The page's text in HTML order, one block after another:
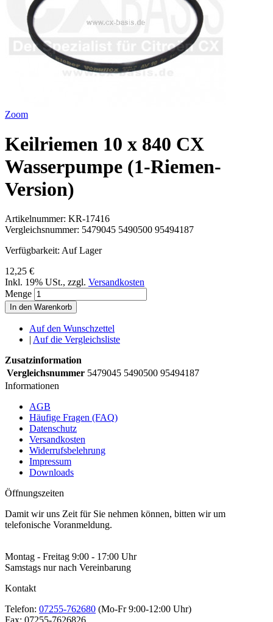
Zoom
Keilriemen 10 x 840 CX
Wasserpumpe (1-Riemen-
Version)
Artikelnummer: KR-17416
Vergleichsnummer: 5479045 5490500 95494187
Verfügbarkeit: Auf Lager
12,25 €
Inkl. 19% USt., zzgl. Versandkosten
Menge
In den Warenkorb
Auf den Wunschzettel
| Auf die Vergleichsliste
Zusatzinformation
Vergleichsnummer 5479045 5490500 95494187
Informationen
AGB
Häufige Fragen (FAQ)
Datenschutz
Versandkosten
Widerrufsbelehrung
Impressum
Downloads
Öffnungszeiten
Damit wir uns Zeit für Sie nehmen können, bitten wir um
telefonische Voranmeldung.
Montag - Freitag 9:00 - 17:00 Uhr
Samstags nur nach Vereinbarung
Kontakt
Telefon: 07255-762680 (Mo-Fr 9:00-12:00 Uhr)